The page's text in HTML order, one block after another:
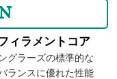
ィラメントコア
グラーズの標準的な
ランスに優れた性能